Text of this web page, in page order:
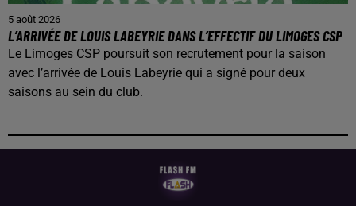
5 août 2026
L’ARRIVÉE DE LOUIS LABEYRIE DANS L’EFFECTIF DU LIMOGES CSP
Le Limoges CSP poursuit son recrutement pour la saison
avec l’arrivée de Louis Labeyrie qui a signé pour deux
saisons au sein du club.